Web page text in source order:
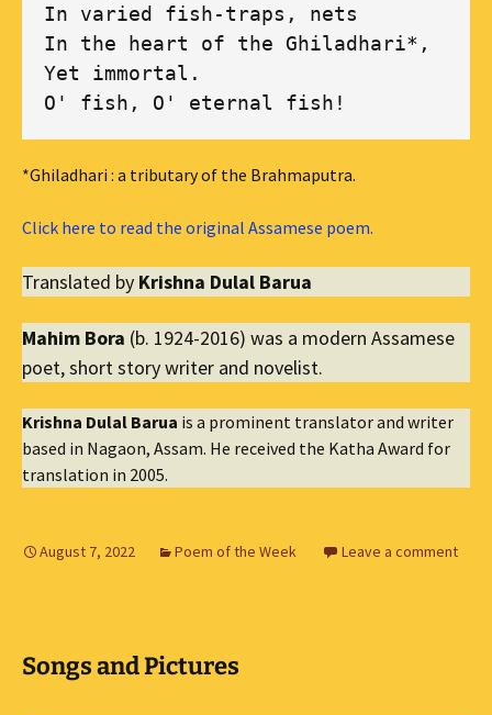
In varied fish-traps, nets
In the heart of the Ghiladhari*,
Yet immortal.
O' fish, O' eternal fish!
*Ghiladhari : a tributary of the Brahmaputra.
Click here to read the original Assamese poem.
Translated by Krishna Dulal Barua
Mahim Bora (b. 1924-2016) was a modern Assamese
poet, short story writer and novelist.
Krishna Dulal Barua is a prominent translator and writer
based in Nagaon, Assam. He received the Katha Award for
translation in 2005.
August 7, 2022 Poem of the Week Leave a comment
Songs and Pictures